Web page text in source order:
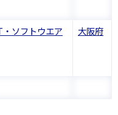
ソフトウエア 大阪府